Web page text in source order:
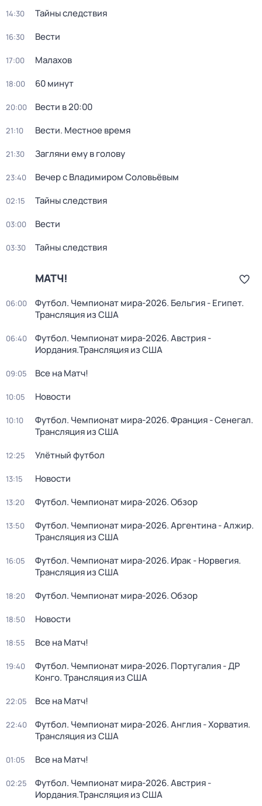
14:30 Тайны следствия
16:30 Вести
17:00 Малахов
18:00 60 минут
20:00 Вести в 20:00
21:10 Вести. Местное время
21:30 Загляни ему в голову
23:40 Вечер с Владимиром Соловьёвым
02:15 Тайны следствия
03:00 Вести
03:30 Тайны следствия
МАТЧ!
06:00
Футбол. Чемпионат мира-2026. Бельгия - Египет.
Трансляция из США
06:40
Футбол. Чемпионат мира-2026. Австрия -
Иордания.Трансляция из США
09:05 Все на Матч!
10:05 Новости
10:10
Футбол. Чемпионат мира-2026. Франция - Сенегал.
Трансляция из США
12:25 Улётный футбол
13:15 Новости
13:20 Футбол. Чемпионат мира-2026. Обзор
13:50
Футбол. Чемпионат мира-2026. Аргентина - Алжир.
Трансляция из США
16:05
Футбол. Чемпионат мира-2026. Ирак - Норвегия.
Трансляция из США
18:20 Футбол. Чемпионат мира-2026. Обзор
18:50 Новости
18:55 Все на Матч!
19:40
Футбол. Чемпионат мира-2026. Португалия - ДР
Конго. Трансляция из США
22:05 Все на Матч!
22:40
Футбол. Чемпионат мира-2026. Англия - Хорватия.
Трансляция из США
01:05 Все на Матч!
02:25
Футбол. Чемпионат мира-2026. Австрия -
Иордания.Трансляция из США